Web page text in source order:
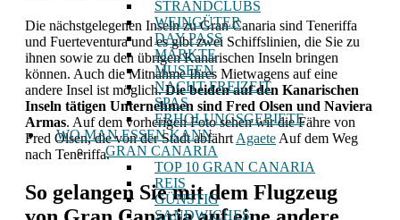
STRANDCLUBS
WEINGÜTER
DAY PASS
MÄRKTE
MUSEEN
NACHT FREIZEIT
SPAS
ERHOLUNGSGEBIETE
WO MAN ESSEN KANN
GRAN CANARIA
TOP 10 GRAN CANARIA
REIS
GÜNSTIG
SANDWICHES
Die nächstgelegenen Inseln zu Gran Canaria sind Teneriffa
und Fuerteventura und es gibt zwei Schiffslinien, die Sie zu
ihnen sowie zu den übrigen Kanarischen Inseln bringen
können. Auch die Mitnahme Ihres Mietwagens auf eine
andere Insel ist möglich.Die beiden auf den Kanarischen
Inseln tätigen Unternehmen sind Fred Olsen und Naviera
Armas. Auf dem vorherigen Foto sehen wir die Fähre von
Fred Olsen, die von der Stadt abfährt Agaete Auf dem Weg
nach Teneriffa.
So gelangen Sie mit dem Flugzeug